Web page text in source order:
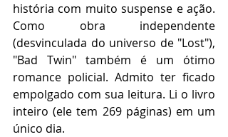
história com muito suspense e ação.
Como obra independente
(desvinculada do universo de "Lost"),
"Bad Twin" também é um ótimo
romance policial. Admito ter ficado
empolgado com sua leitura. Li o livro
inteiro (ele tem 269 páginas) em um
único dia.